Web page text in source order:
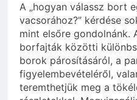
A „hogyan válassz bort
vacsorához?” kérdése
mint elsőre gondolnánk.
borfajták közötti
borok párosításáról, a
figyelembevételéről,
teremthetjük meg a